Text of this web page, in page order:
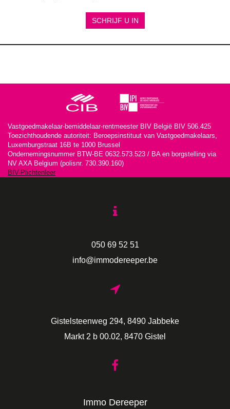
SCHRIJF U IN
Vastgoedmakelaar-bemiddelaar-rentmeester BIV België BIV 506.425
Toezichthoudende autoriteit: Beroepsinstituut van Vastgoedmakelaars,
Luxemburgstraat 16B te 1000 Brussel
Ondernemingsnummer BTW-BE 0632.573.523 / BA en borgstelling via
NV AXA Belgium (polisnr. 730.390.160)
BIV-Plichtenleer
050 69 52 51
info@immodereeper.be
Gistelsteenweg 294, 8490 Jabbeke
Markt 2 b 00.02, 8470 Gistel
Immo Dereeper